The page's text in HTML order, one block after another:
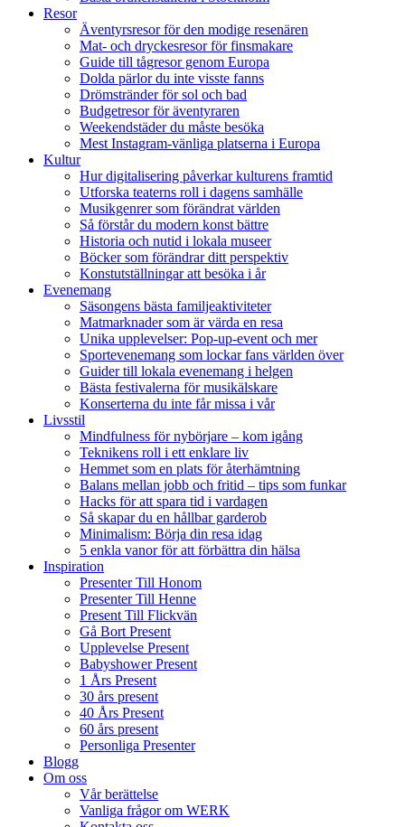
Resor
Äventyrsresor för den modige resenären
Mat- och dryckesresor för finsmakare
Guide till tågresor genom Europa
Dolda pärlor du inte visste fanns
Drömstränder för sol och bad
Budgetresor för äventyraren
Weekendstäder du måste besöka
Mest Instagram-vänliga platserna i Europa
Kultur
Hur digitalisering påverkar kulturens framtid
Utforska teaterns roll i dagens samhälle
Musikgenrer som förändrat världen
Så förstår du modern konst bättre
Historia och nutid i lokala museer
Böcker som förändrar ditt perspektiv
Konstutställningar att besöka i år
Evenemang
Säsongens bästa familjeaktiviteter
Matmarknader som är värda en resa
Unika upplevelser: Pop-up-event och mer
Sportevenemang som lockar fans världen över
Guider till lokala evenemang i helgen
Bästa festivalerna för musikälskare
Konserterna du inte får missa i vår
Livsstil
Mindfulness för nybörjare – kom igång
Teknikens roll i ett enklare liv
Hemmet som en plats för återhämtning
Balans mellan jobb och fritid – tips som funkar
Hacks för att spara tid i vardagen
Så skapar du en hållbar garderob
Minimalism: Börja din resa idag
5 enkla vanor för att förbättra din hälsa
Inspiration
Presenter Till Honom
Presenter Till Henne
Present Till Flickvän
Gå Bort Present
Upplevelse Present
Babyshower Present
1 Års Present
30 års present
40 Års Present
60 års present
Personliga Presenter
Blogg
Om oss
Vår berättelse
Vanliga frågor om WERK